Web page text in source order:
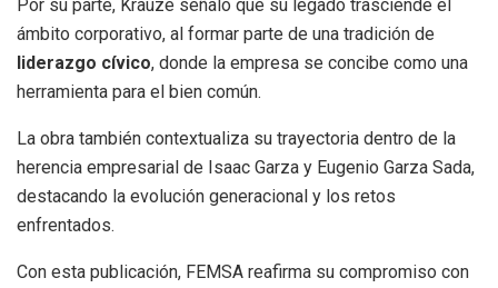
Por su parte, Krauze señaló que su legado trasciende el
ámbito corporativo, al formar parte de una tradición de
liderazgo cívico, donde la empresa se concibe como una
herramienta para el bien común.
La obra también contextualiza su trayectoria dentro de la
herencia empresarial de Isaac Garza y Eugenio Garza Sada,
destacando la evolución generacional y los retos
enfrentados.
Con esta publicación, FEMSA reafirma su compromiso con